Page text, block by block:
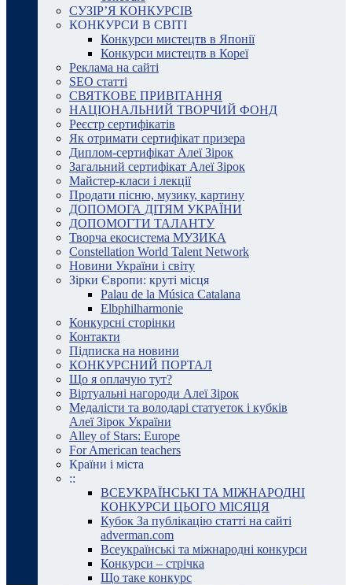
СУЗІР’Я КОНКУРСІВ
КОНКУРСИ В СВІТІ
Конкурси мистецтв в Японії
Конкурси мистецтв в Кореї
Реклама на сайті
SEO статті
СВЯТКОВЕ ПРИВІТАННЯ
НАЦІОНАЛЬНИЙ ТВОРЧИЙ ФОНД
Реєстр сертифікатів
Як отримати сертифікат призера
Диплом-сертифікат Алеї Зірок
Загальний сертифікат Алеї Зірок
Майстер-класи і лекції
Продати пісню, музику, картину
ДОПОМОГА ДІТЯМ УКРАЇНИ
ДОПОМОГТИ ТАЛАНТУ
Творча екосистема МУЗИКА
Constellation World Talent Network
Новини України і світу
Зірки Європи: круті місця
Palau de la Música Catalana
Elbphilharmonie
Конкурсні сторінки
Контакти
Підписка на новини
КОНКУРСНИЙ ПОРТАЛ
Що я оплачую тут?
Віртуальні нагороди Алеї Зірок
Медалісти та володарі статуеток і кубків
Алеї Зірок України
Alley of Stars: Europe
For American teachers
Країни і міста
::
ВСЕУКРАЇНСЬКІ ТА МІЖНАРОДНІ
КОНКУРСИ ЦЬОГО МІСЯЦЯ
Кубок За публікацію статті на сайті
adverman.com
Всеукраїнські та міжнародні конкурси
Конкурси – стрічка
Що таке конкурс